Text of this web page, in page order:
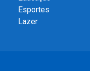
Esportes
Lazer